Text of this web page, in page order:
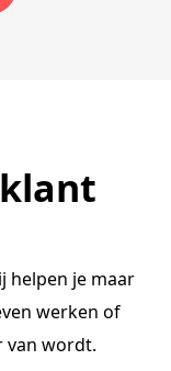
helpen je maar
werken of
van wordt.